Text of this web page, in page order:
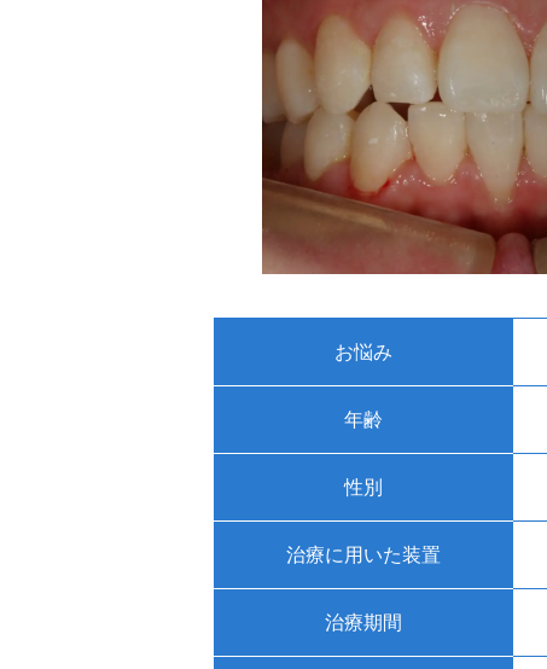
お悩み
年齢
性別
治療に用いた装置
治療期間